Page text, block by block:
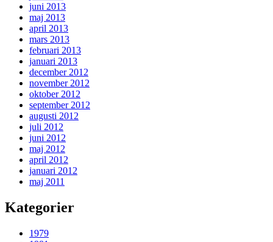
juni 2013
maj 2013
april 2013
mars 2013
februari 2013
januari 2013
december 2012
november 2012
oktober 2012
september 2012
augusti 2012
juli 2012
juni 2012
maj 2012
april 2012
januari 2012
maj 2011
Kategorier
1979